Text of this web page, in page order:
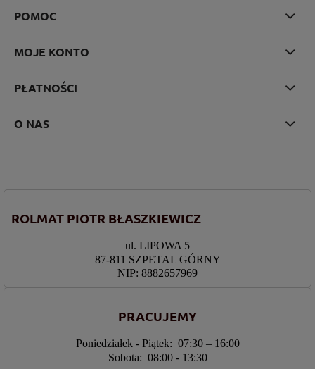
POMOC
MOJE KONTO
PŁATNOŚCI
O NAS
ROLMAT PIOTR BŁASZKIEWICZ
ul. LIPOWA 5
87-811 SZPETAL GÓRNY
NIP: 8882657969
PRACUJEMY
Poniedziałek - Piątek: 07:30 – 16:00
Sobota: 08:00 - 13:30